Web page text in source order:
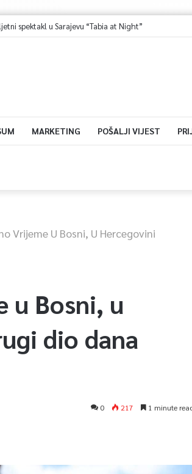
MARKETING POŠALJI VIJEST
Vrijeme U Bosni, U Hercegovini
u Bosni, u
dio dana
0 217 1 minute